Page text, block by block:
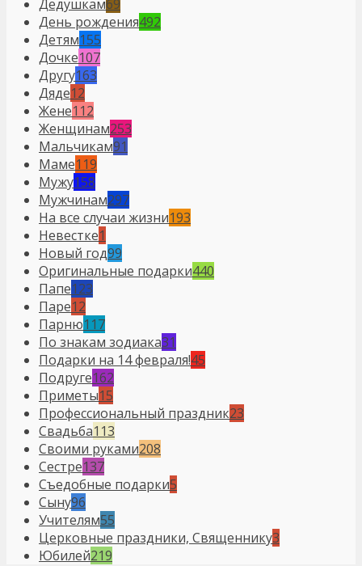
Дедушкам69
День рождения492
Детям155
Дочке107
Другу163
Дяде12
Жене112
Женщинам253
Мальчикам91
Маме119
Мужу158
Мужчинам297
На все случаи жизни193
Невестке1
Новый год99
Оригинальные подарки440
Папе123
Паре12
Парню117
По знакам зодиака31
Подарки на 14 февраля!45
Подруге162
Приметы15
Профессиональный праздник23
Свадьба113
Своими руками208
Сестре137
Съедобные подарки5
Сыну96
Учителям55
Церковные праздники, Священнику3
Юбилей219